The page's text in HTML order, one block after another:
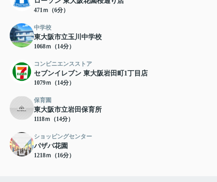
471ｍ（6分）
中学校
東大阪市立玉川中学校
1068ｍ（14分）
コンビニエンスストア
セブンイレブン 東大阪岩田町1丁目店
1079ｍ（14分）
保育園
東大阪市立岩田保育所
1118ｍ（14分）
ショッピングセンター
パザパ花園
1218ｍ（16分）